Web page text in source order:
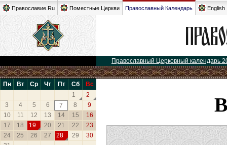
Православие.Ru Поместные Церкви Православный Календарь English
Православный Церковный календарь
Пн Вт Ср Чт Пт Сб
Вс
1
2
3
4 5 6 7 8
9
10
11 12 13 14 15
16
17
18 19 20 21 22
23
24
25 26 27 28 29
30